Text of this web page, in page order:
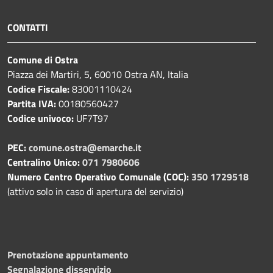
CONTATTI
Comune di Ostra
Piazza dei Martiri, 5, 60010 Ostra AN, Italia
Codice Fiscale:83001110424
Partita IVA:00180560427
Codice univoco: UF7T97
PEC:comune.ostra@emarche.it
Centralino Unico:071 7980606
Numero Centro Operativo Comunale (COC): 350 1729518
(attivo solo in caso di apertura del servizio)
Prenotazione appuntamento
Segnalazione disservizio